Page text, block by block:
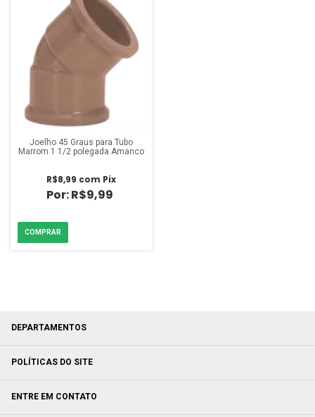
Joelho 45 Graus para Tubo
Marrom 1 1/2 polegada Amanco
R$9,99
R$8,99 com Pix
DEPARTAMENTOS
POLÍTICAS DO SITE
ENTRE EM CONTATO